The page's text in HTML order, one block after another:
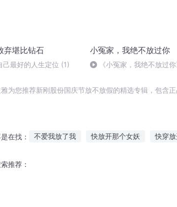
弃堪比钻石
己最好的人生定位 (1)
小冤家，我绝不放过你
《小冤家，我绝不放过你
为您推荐新刚股份国庆节放不放假的精选专辑，包含
在找： 不爱我放了我 快放开那个女妖 快穿
推荐：